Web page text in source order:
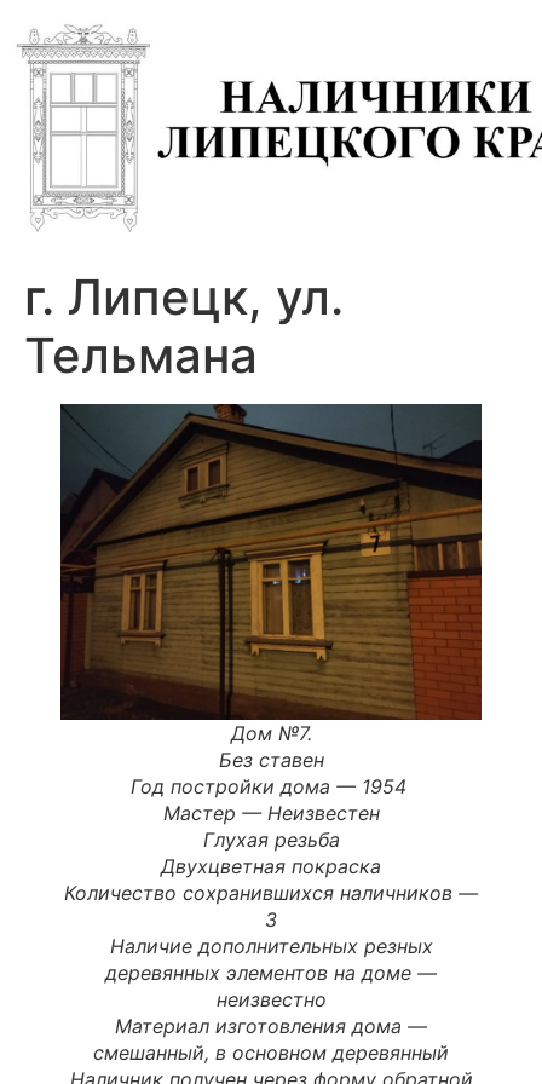
г. Липецк, ул.
Тельмана
Дом №7.
Без ставен
Год постройки дома — 1954
Мастер — Неизвестен
Глухая резьба
Двухцветная покраска
Количество сохранившихся наличников —
3
Наличие дополнительных резных
деревянных элементов на доме —
неизвестно
Материал изготовления дома —
смешанный, в основном деревянный